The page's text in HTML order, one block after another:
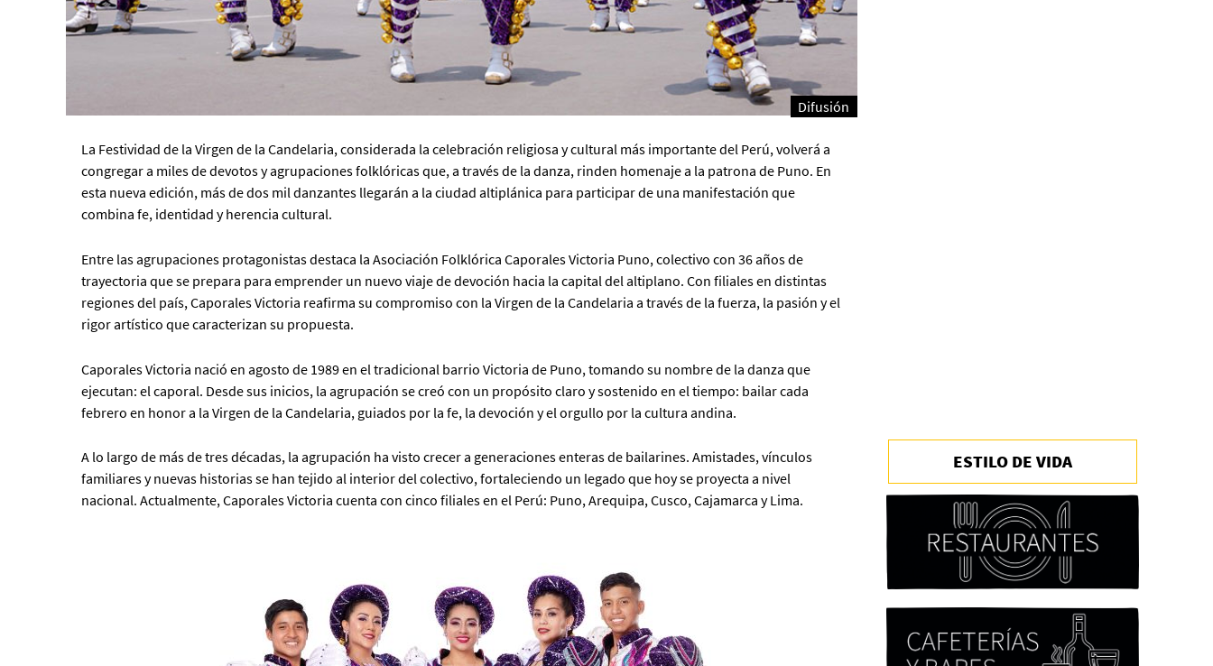
Difusión
La Festividad de la Virgen de la Candelaria, considerada la celebración religiosa y cultural más importante del Perú, volverá a
congregar a miles de devotos y agrupaciones folklóricas que, a través de la danza, rinden homenaje a la patrona de Puno. En
esta nueva edición, más de dos mil danzantes llegarán a la ciudad altiplánica para participar de una manifestación que
combina fe, identidad y herencia cultural.
Entre las agrupaciones protagonistas destaca la Asociación Folklórica Caporales Victoria Puno, colectivo con 36 años de
trayectoria que se prepara para emprender un nuevo viaje de devoción hacia la capital del altiplano. Con filiales en distintas
regiones del país, Caporales Victoria reafirma su compromiso con la Virgen de la Candelaria a través de la fuerza, la pasión y el
rigor artístico que caracterizan su propuesta.
Caporales Victoria nació en agosto de 1989 en el tradicional barrio Victoria de Puno, tomando su nombre de la danza que
ejecutan: el caporal. Desde sus inicios, la agrupación se creó con un propósito claro y sostenido en el tiempo: bailar cada
febrero en honor a la Virgen de la Candelaria, guiados por la fe, la devoción y el orgullo por la cultura andina.
A lo largo de más de tres décadas, la agrupación ha visto crecer a generaciones enteras de bailarines. Amistades, vínculos
familiares y nuevas historias se han tejido al interior del colectivo, fortaleciendo un legado que hoy se proyecta a nivel
nacional. Actualmente, Caporales Victoria cuenta con cinco filiales en el Perú: Puno, Arequipa, Cusco, Cajamarca y Lima.
Chicas tristes de Fernanda
Tovar
Paloma Pulisci
ESTILO DE VIDA